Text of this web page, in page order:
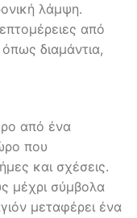
λάμψη.
από
διαμάντια,
από ένα
που
και σχέσεις.
μέχρι σύμβολα
μεταφέρει ένα